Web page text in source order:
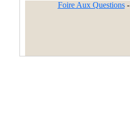
Foire Aux Questions-